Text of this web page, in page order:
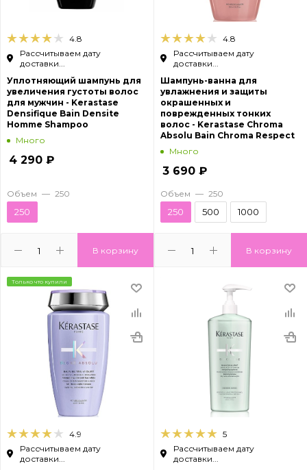
4.8
Рассчитываем дату
доставки...
Уплотняющий шампунь для
увеличения густоты волос
для мужчин - Kerastase
Densifique Bain Densite
Homme Shampoo
Много
4 290 ₽
В корзину
Объем — 250
250
4.8
Рассчитываем дату
доставки...
Шампунь-ванна для
увлажнения и защиты
окрашенных и
поврежденных тонких
волос - Kerastase Chroma
Absolu Bain Chroma Respect
Много
3 690 ₽
В корзину
Объем — 250
250 500 1000
Только что купили
4.9
Рассчитываем дату
доставки...
5
Рассчитываем дату
доставки...